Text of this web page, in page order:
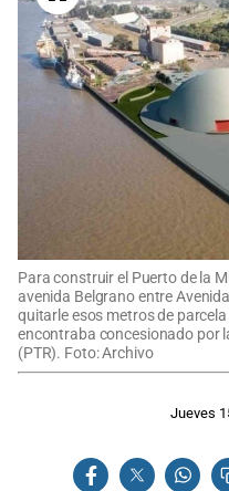
Para construir el Puerto de la
avenida Belgrano entre
quitarle esos metros de
encontraba concesionado por
(PTR). Foto: Archivo
Jueves